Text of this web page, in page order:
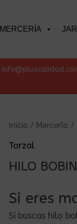
MERCERÍA
Inicio / Mercería /
Torzal
HILO
Si eres
Si buscas hilo